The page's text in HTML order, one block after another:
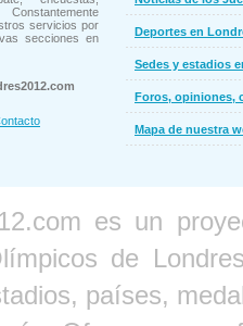
servicios por
secciones en
Deportes en
Sedes y estadios
Foros, opiniones,
Mapa de nuestra
es un
de
países,